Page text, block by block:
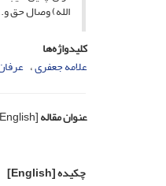
الله) وصال حق
کلیدواژه‌ها
علامه جعفری
عنوان مقاله[English]
چکیده[English]